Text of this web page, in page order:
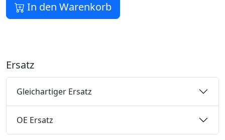
In den Warenkorb
Ersatz
Gleichartiger Ersatz
OE Ersatz